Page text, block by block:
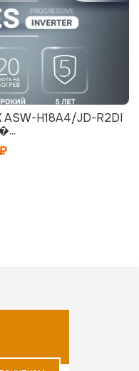
ASW-H18A4/JD-R2DI